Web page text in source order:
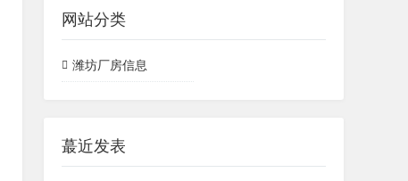
网站分类
潍坊厂房信息
蕞近发表